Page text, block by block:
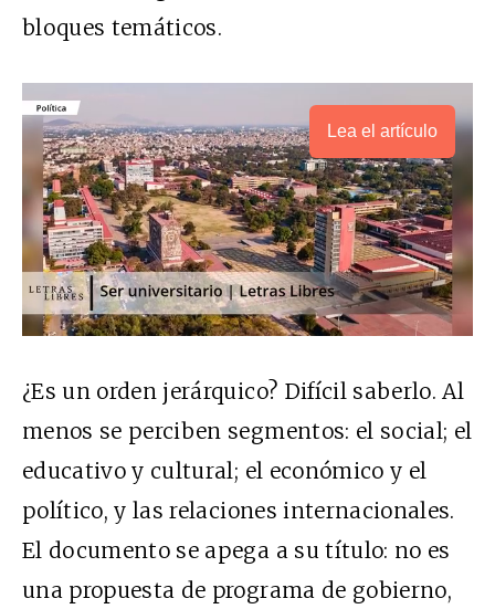
bloques temáticos.
Lea el artículo
¿Es un orden jerárquico? Difícil saberlo. Al
menos se perciben segmentos: el social; el
educativo y cultural; el económico y el
político, y las relaciones internacionales.
El documento se apega a su título: no es
una propuesta de programa de gobierno,